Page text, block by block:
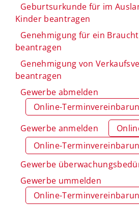
Geburtsurkunde für im
Kinder beantragen
Genehmigung für ein
beantragen
Genehmigung von
beantragen
Gewerbe abmelden
Online-
Gewerbe anmelden
Online-
Gewerbe
Gewerbe ummelden
Online-